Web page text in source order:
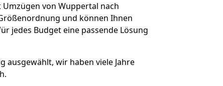
von Wuppertal nach
und können Ihnen
jedes Budget eine passende Lösung
ausgewählt, wir haben viele Jahre